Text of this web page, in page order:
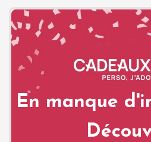
En manque